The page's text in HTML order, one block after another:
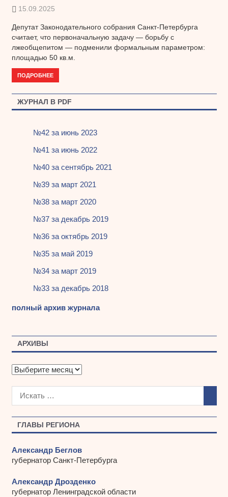
ГЛАВЫ РЕГИОНА
Александр Беглов
губернатор Санкт-Петербурга
Александр Дрозденко
губернатор Ленинградской области
15.09.2025
Депутат Законодательного собрания Санкт-Петербурга
считает, что первоначальную задачу — борьбу с
лжеобщепитом — подменили формальным параметром:
площадью 50 кв.м.
ПОДРОБНЕЕ
ЖУРНАЛ В PDF
№42 за июнь 2023
№41 за июнь 2022
№40 за сентябрь 2021
№39 за март 2021
№38 за март 2020
№37 за декабрь 2019
№36 за октябрь 2019
№35 за май 2019
№34 за март 2019
№33 за декабрь 2018
полный архив журнала
АРХИВЫ
А
х
ы